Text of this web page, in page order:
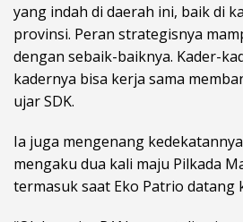
yang indah di daerah ini, baik di
provinsi. Peran strategisnya
dengan sebaik-baiknya. Kader-
kadernya bisa kerja sama
ujar SDK.
Ia juga mengenang
mengaku dua kali maju Pilkada
termasuk saat Eko Patrio datang